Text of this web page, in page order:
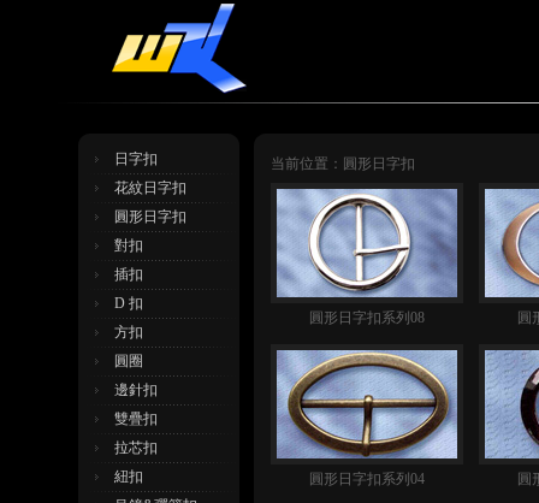
日字扣
花紋日字扣
圓形日字扣
對扣
插扣
D 扣
方扣
圓圈
邊針扣
雙疊扣
拉芯扣
紐扣
当前位置：圓形日字扣
圓形日字扣系列08 圓
圓形日字扣系列04 圓